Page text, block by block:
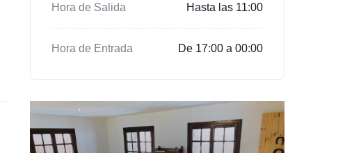
Hora de Salida Hasta las 11:00
Hora de Entrada De 17:00 a 00:00